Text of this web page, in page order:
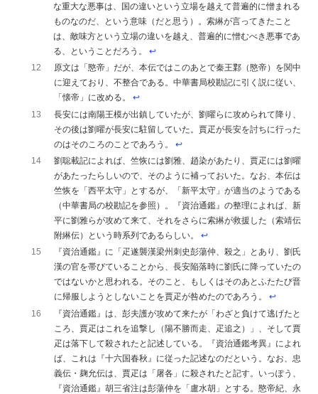
な重大な悪事は、国の違いという立場を越えて普遍的に憎まれる
ものなのだ、という意味（だと思う）。索綝が言ってきたこと
は、敵味方という立場の違いを越え、普遍的に憎むべき悪事であ
る、ということだろう。↩︎
12
原文は「愍帝」だが、本伝ではこのあとで秦王鄴（愍帝）を関中
に迎えており、不整合である。中華書局校勘記に引く説に従い、
「懐帝」に改める。↩︎
13
長安には南陽王模が出鎮していたが、劉曜らに攻められて降り、
その後は劉曜が長安に駐留していた。賈疋が長安を討ちに行った
のはそのころのことであろう。↩︎
14
劉聡載記によれば、竺恢には劉雅、趙染があたり、賈疋には劉曜
があたったらしいので、そのように補っておいた。なお、本伝は
竺恢を「西平太守」とするが、「新平太守」が適当のようである
（中華書局の校勘記を参照）。『資治通鑑』の整理によれば、新
平に劉雅らが攻めて来て、それをさらに索綝が救援した（索靖伝
附綝伝）という時系列であるらしい。↩︎
15
『資治通鑑』に「疋遂襲漢梁州刺史彭蕩仲、殺之」とあり、劉氏
漢の官を帯びていることから、長安陥落時に劉氏に降っていたの
ではないかと思われる。そのこと、もしくはそのあとふたたび晋
に帰服しようとしないことを賈疋が咎めたのであろう。↩︎
16
『資治通鑑』は、彭夫護が攻めて来たが「わざと負けて逃げたと
ころ、賈疋はこれを追撃し（陽不勝而走、疋追之）」、そして賈
疋は落下して殺されたと記述している。『資治通鑑考異』によれ
ば、これは『十六国春秋』に従った記述なのだという。なお、忠
義伝・麹允伝は、賈疋は「屠各」に殺されたと記す。いっぽう、
『資治通鑑』胡三省注は彭蕩仲を「盧水胡」とする。愍帝紀、永